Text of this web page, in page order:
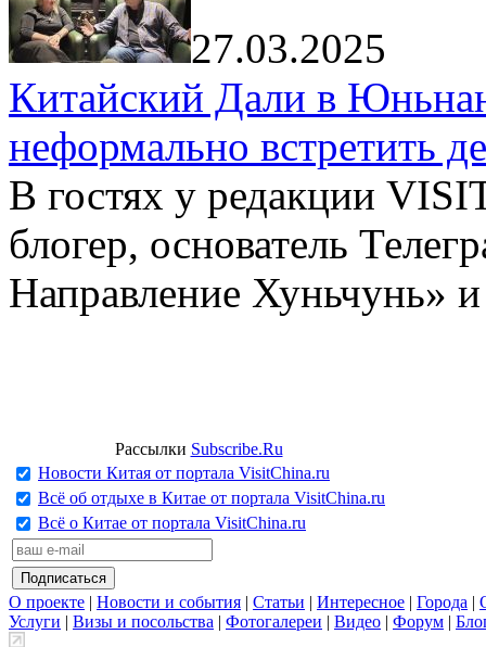
27.03.2025
Китайский Дали в
неформально встретить
В гостях у редакции
блогер, основатель
Направление Хуньчунь»
Рассылки Subscribe.Ru
Новости Китая от портала VisitChina.ru
Всё об отдыхе в Китае от портала VisitChina.ru
Всё о Китае от портала VisitChina.ru
О проекте | Новости и события | Статьи | Интересное | Города |
Услуги | Визы и посольства | Фотогалереи | Видео | Форум |